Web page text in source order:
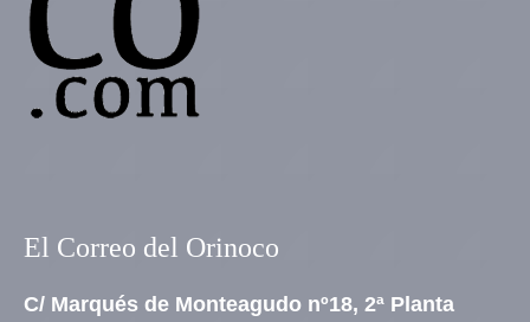
El Correo del Orinoco
C/ Marqués de Monteagudo nº18, 2ª Planta